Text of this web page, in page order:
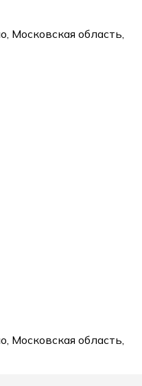
Московская область,
Московская область,